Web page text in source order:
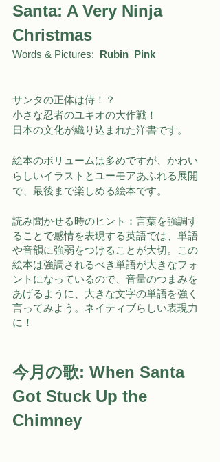
Santa: A Very Ninja
Christmas
Words & Pictures: Rubin  Pink
サンタの正体は侍！？
小さな忍者のユキオの大作戦！
日本の文化が織り込まれた洋書です。
絵本のボリュームは多めですが、かわい
らしいイラストとユーモアあふれる展開
で、最後まで楽しめる絵本です。
読み聞かせる時のヒント：言葉を強調す
ることで感情を表現する英語では、単語
や音韻に強弱をつけることが大切。この
絵本は強調されるべき単語が大きなフォ
ントになっているので、音量のつまみを
あげるように、大きな文字の単語を強く
言ってみよう。ネイティブらしい表現力
に！
今月の歌: When Santa
Got Stuck Up the
Chimney